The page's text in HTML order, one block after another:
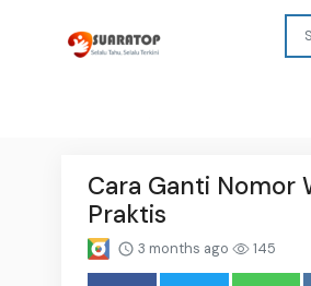
Cara Ganti Nomor
Praktis
3 months ago 145